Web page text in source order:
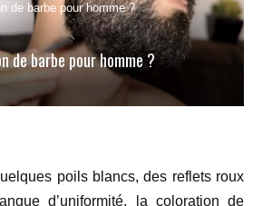
de barbe pour homme ?
de barbe pour homme ?
poils blancs, des reflets roux
d’uniformité, la coloration de